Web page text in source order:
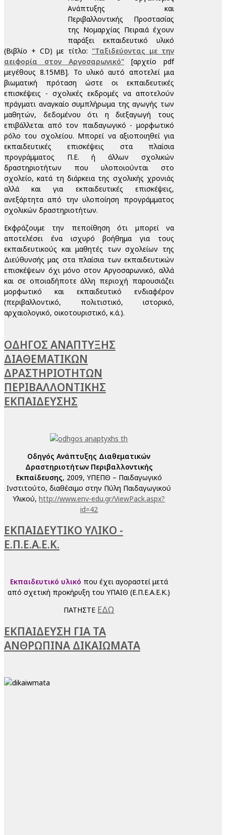
Ανάπτυξης και
Περιβαλλοντικής Προστασίας
της Νομαρχίας Πειραιά έχουν
παράξει εκπαιδευτικό υλικό
(Βιβλίο + CD) με τίτλο: "Ταξιδεύοντας με την
αειφορία στον Αργοσαρωνικό"[αρχείο pdf
μεγέθους 8.15MB]. Το υλικό αυτό αποτελεί μια
βιωματική πρόταση ώστε οι εκπαιδευτικές
επισκέψεις - σχολικές εκδρομές να αποτελούν
πράγματι αναγκαίο συμπλήρωμα της αγωγής των
μαθητών, δεδομένου ότι η διεξαγωγή τους
επιβάλλεται από τον παιδαγωγικό - μορφωτικό
ρόλο του σχολείου. Μπορεί να αξιοποιηθεί για
εκπαιδευτικές επισκέψεις στα πλαίσια
προγράμματος Π.Ε. ή άλλων σχολικών
δραστηριοτήτων που υλοποιούνται στο
σχολείο, κατά τη διάρκεια της σχολικής χρονιάς
αλλά και για εκπαιδευτικές επισκέψεις,
ανεξάρτητα από την υλοποίηση προγράμματος
σχολικών δραστηριοτήτων.
Εκφράζουμε την πεποίθηση ότι μπορεί να
αποτελέσει ένα ισχυρό βοήθημα για τους
εκπαιδευτικούς και μαθητές των σχολείων της
Διεύθυνσής μας στα πλαίσια των εκπαιδευτικών
επισκέψεων όχι μόνο στον Αργοσαρωνικό, αλλά
και σε οποιαδήποτε άλλη περιοχή παρουσιάζει
μορφωτικό και εκπαιδευτικό ενδιαφέρον
(περιβαλλοντικό, πολιτιστικό, ιστορικό,
αρχαιολογικό, οικοτουριστικό, κ.ά.).
ΟΔΗΓΟΣ ΑΝΑΠΤΥΞΗΣ
ΔΙΑΘΕΜΑΤΙΚΩΝ
ΔΡΑΣΤΗΡΙΟΤΗΤΩΝ
ΠΕΡΙΒΑΛΛΟΝΤΙΚΗΣ
ΕΚΠΑΙΔΕΥΣΗΣ
Οδηγός Ανάπτυξης Διαθεματικών
Δραστηριοτήτων Περιβαλλοντικής
Εκπαίδευσης, 2009, ΥΠΕΠΘ – Παιδαγωγικό
Ινστιτούτο, διαθέσιμο στην Πύλη Παιδαγωγικού
Υλικού,http://www.env-edu.gr/ViewPack.aspx?
id=42
ΕΚΠΑΙΔΕΥΤΙΚΟ ΥΛΙΚΟ -
Ε.Π.Ε.Α.Ε.Κ.
Εκπαιδευτικό υλικό που έχει αγοραστεί μετά
από σχετική προκήρυξη του ΥΠΑΙΘ (Ε.Π.Ε.Α.Ε.Κ.)
ΠΑΤΗΣΤΕ ΕΔΩ
ΕΚΠΑΙΔΕΥΣΗ ΓΙΑ ΤΑ
ΑΝΘΡΩΠΙΝΑ ΔΙΚΑΙΩΜΑΤΑ